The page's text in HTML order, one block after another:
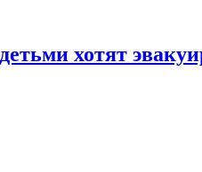
хотят